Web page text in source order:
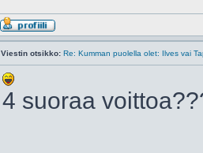
Viestin otsikko: Re: Kumman puolella olet: Ilves vai
4 suoraa